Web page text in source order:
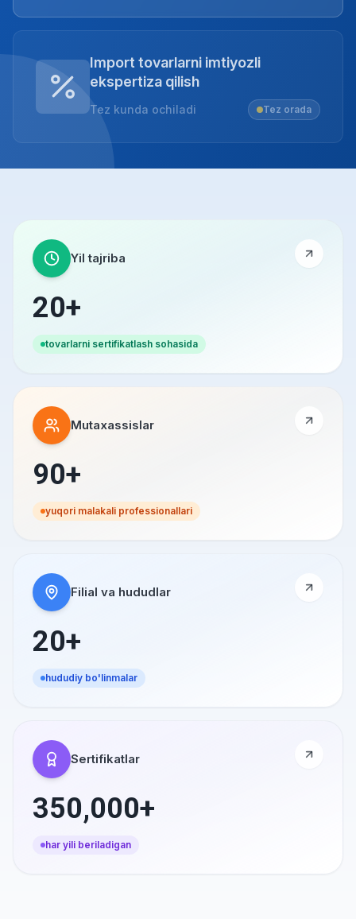
Import tovarlarni imtiyozli
ekspertiza qilish
Tez kunda ochiladi Tez orada
Yil tajriba
20+
tovarlarni sertifikatlash sohasida
Mutaxassislar
90+
yuqori malakali professionallari
Filial va hududlar
20+
hududiy bo'linmalar
Sertifikatlar
350,000+
har yili beriladigan